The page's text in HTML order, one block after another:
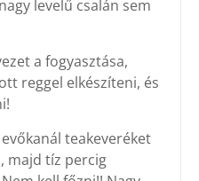
levelű csalán sem
a fogyasztása,
reggel elkészíteni, és
teakeveréket
majd tíz percig